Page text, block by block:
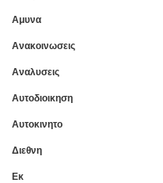
Αμυνα
Ανακοινωσεις
Αναλυσεις
Αυτοδιοικηση
Αυτοκινητο
Διεθνη
Εκ